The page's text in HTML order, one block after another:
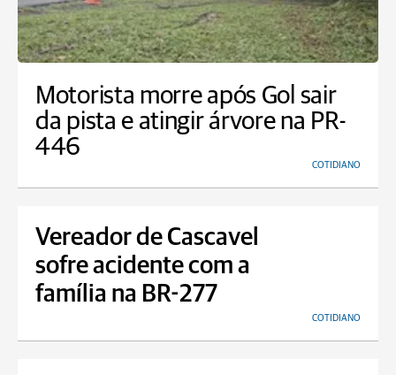
Motorista morre após Gol sair
da pista e atingir árvore na PR-
446
COTIDIANO
Vereador de Cascavel
sofre acidente com a
família na BR-277
COTIDIANO